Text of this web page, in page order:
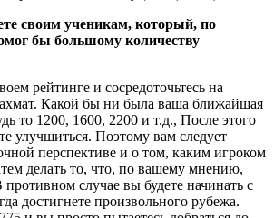
своим ученикам, который, по
бы большому количеству
рейтинге и сосредоточьтесь на
Какой бы ни была ваша ближайшая
то 1200, 1600, 2200 и т.д., После этого
улучшиться. Поэтому вам следует
перспективе и о том, каким игроком
делать то, что, по вашему мнению,
противном случае вы будете начинать с
достигнете произвольного рубежа.